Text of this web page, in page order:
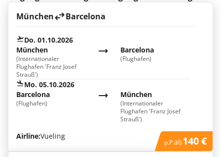
München
Barcelona
Do. 01.10.2026
München
(Internationaler
Flughafen 'Franz Josef
Strauß')
Barcelona
(Flughafen)
Mo. 05.10.2026
München
(Internationaler
Flughafen 'Franz Josef
Strauß')
Barcelona
(Flughafen)
Airline:Vueling
p.P.ab140 €